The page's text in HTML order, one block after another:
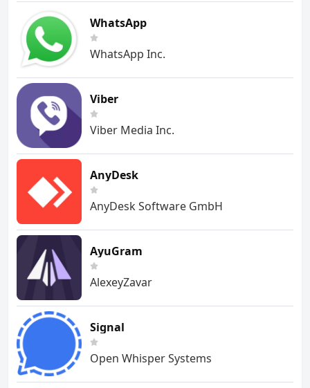
WhatsApp
WhatsApp Inc.
Viber
Viber Media Inc.
AnyDesk
AnyDesk Software GmbH
AyuGram
AlexeyZavar
Signal
Open Whisper Systems